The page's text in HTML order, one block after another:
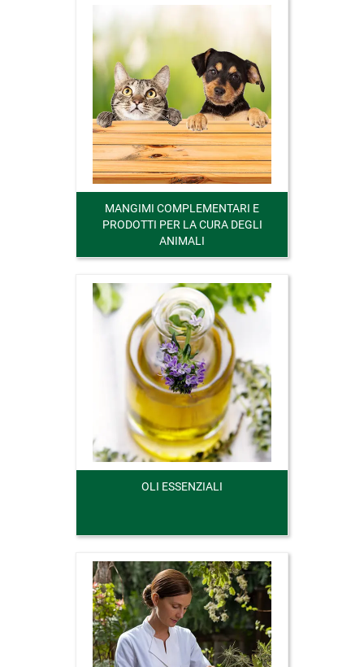
MANGIMI COMPLEMENTARI E
PRODOTTI PER LA CURA DEGLI
ANIMALI
OLI ESSENZIALI